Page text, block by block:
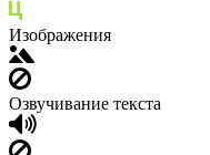
Изображения
Озвучивание текста